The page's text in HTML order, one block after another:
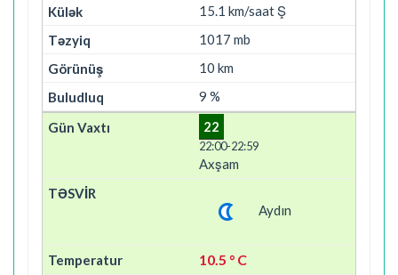
15.1 km/saat Ş
1017 mb
10 km
9 %
22
22:00-22:59
Axşam
Aydın
10.5 ° C